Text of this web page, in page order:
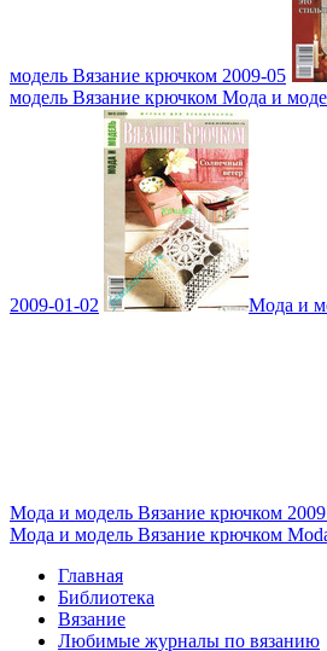
модель Вязание крючком 2009-05
модель Вязание крючком Мода и
2009-01-02 Мода и
Мода и модель Вязание крючком
Мода и модель Вязание крючком
Главная
Библиотека
Вязание
Любимые журналы по вязанию